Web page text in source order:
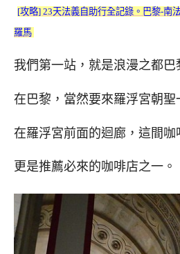
[攻略] 23天法義自助行全記錄。巴黎-南
羅馬
我們第一站，就是浪漫之都巴
在巴黎，當然要來羅浮宮朝聖
在羅浮宮前面的迴廊，這間咖
更是推薦必來的咖啡店之一。